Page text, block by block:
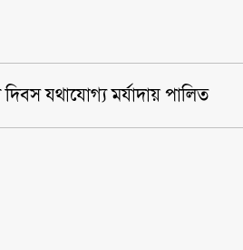
যথাযোগ্য মর্যাদায় পালিত